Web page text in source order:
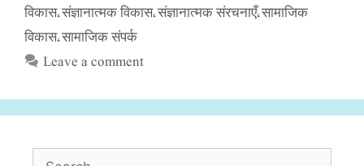
विकास,संज्ञानात्मक विकास,संज्ञानात्मक संरचनाएँ,सामाजिक
विकास,सामाजिक संपर्क
Leave a comment